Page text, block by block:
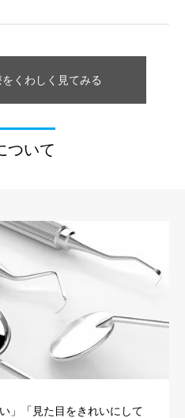
くわしく見てみる
ついて
」「見た目をきれいにして